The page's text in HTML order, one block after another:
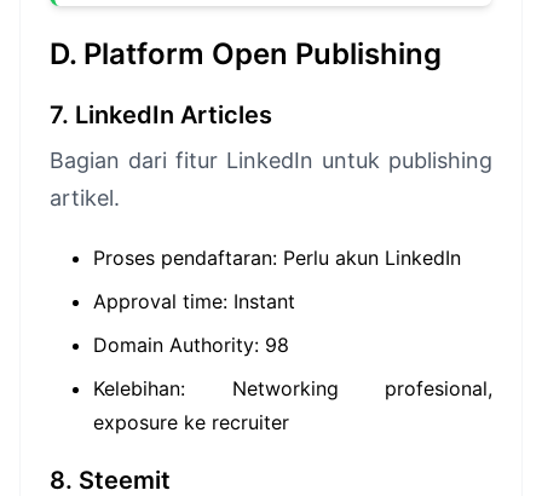
D. Platform Open Publishing
7. LinkedIn Articles
Bagian dari fitur LinkedIn untuk publishing
artikel.
Proses pendaftaran: Perlu akun LinkedIn
Approval time: Instant
Domain Authority: 98
Kelebihan: Networking profesional,
exposure ke recruiter
8. Steemit